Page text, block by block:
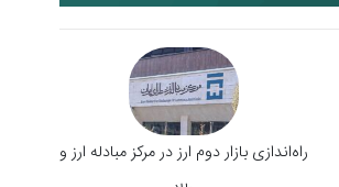
راه‌اندازی بازار دوم ارز در مرکز مبادله ارز و